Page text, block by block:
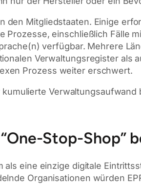
Mitgliedstaaten. Einige
Prozesse, einschließlich Fälle
verfügbar. Mehrere
Verwaltungsregister als
Prozess weiter erschwert.
Verwaltungsaufwand
Stop-Shop”
eine einzige digitale
Organisationen würden